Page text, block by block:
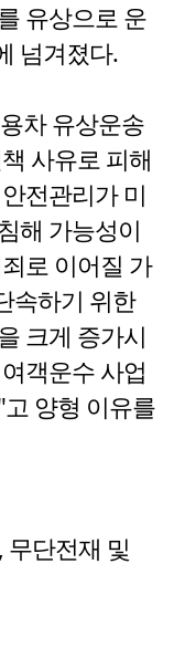
유상으로 운
넘겨졌다.
차 유상운송
사유로 피해
전관리가 미
해 가능성이
로 이어질 가
속하기 위한
크게 증가시
객운수 사업
양형 이유를
단전재 및